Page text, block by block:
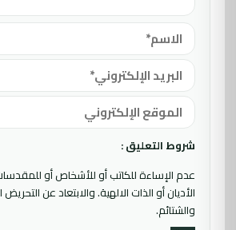
شروط التعليق :
عدم الإساءة للكاتب أو للأشخاص أو
الأديان أو الذات الالهية. والابتعاد عن
والشتائم.